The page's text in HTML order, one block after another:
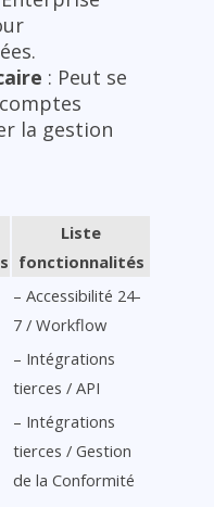
: Peut se
la gestion
Liste
fonctionnalités
– Accessibilité 24-
7 / Workflow
– Intégrations
tierces / API
– Intégrations
tierces / Gestion
de la Conformité